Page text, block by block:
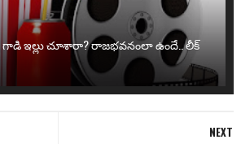
గాడి ఇల్లు చూశారా? రాజభవనంలా ఉందే.. లీక్
NEXT